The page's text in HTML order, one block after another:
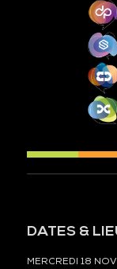
DATES &
MERCREDI 18